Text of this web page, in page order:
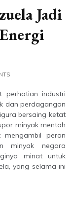
Jadi
perhatian industri
dan perdagangan
bersaing ketat
minyak mentah
mengambil peran
minyak negara
minat untuk
yang selama ini